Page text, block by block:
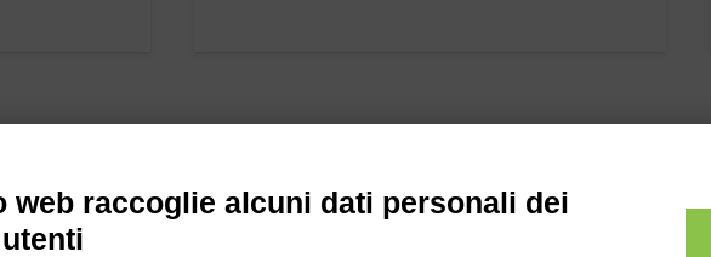
web raccoglie alcuni dati personali dei